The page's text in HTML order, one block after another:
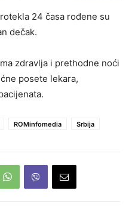
24 časa rođene su
dečak.
zdravlja i prethodne noći
posete lekara,
ROMinfomedia Srbija